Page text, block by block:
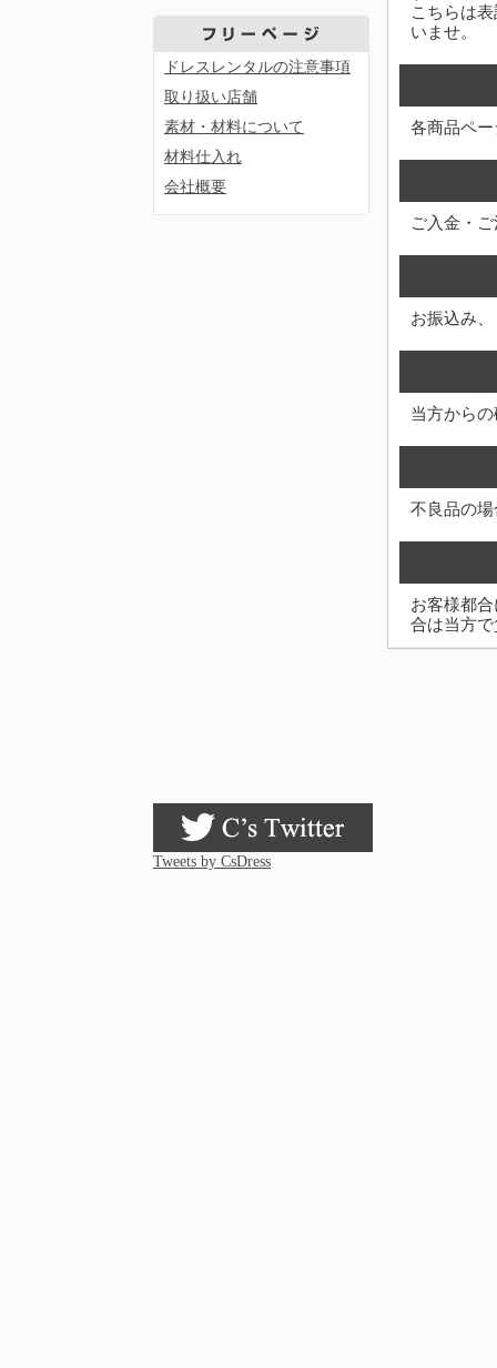
ドレスレンタルの注意事項
取り扱い店舗
素材・材料について
材料仕入れ
会社概要
Tweets by CsDress
こちらは
いませ。
各商品ペ
ご入金・
お振込み
当方から
不良品の
お客様都
合は当方